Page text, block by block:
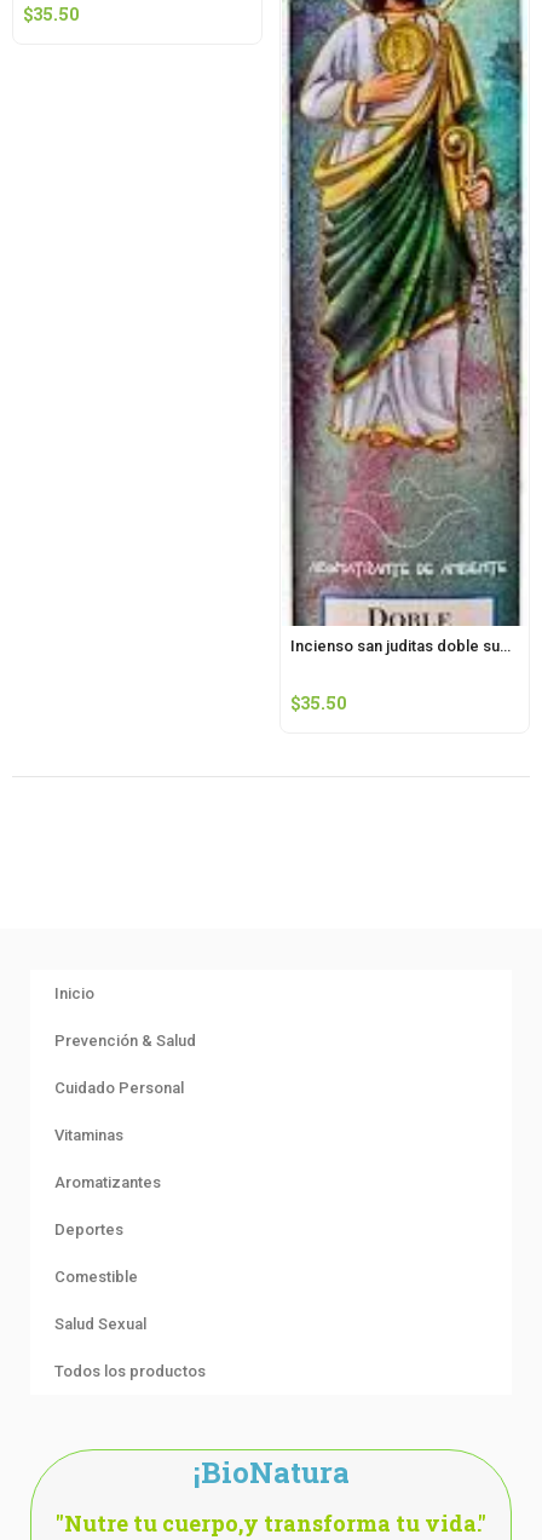
$35.50
Incienso san juditas doble suerte 20 varitas santo juditas
$35.50
Inicio
Prevención & Salud
Cuidado Personal
Vitaminas
Aromatizantes
Deportes
Comestible
Salud Sexual
Todos los productos
¡BioNatura
"Nutre tu cuerpo,y transforma tu vida."